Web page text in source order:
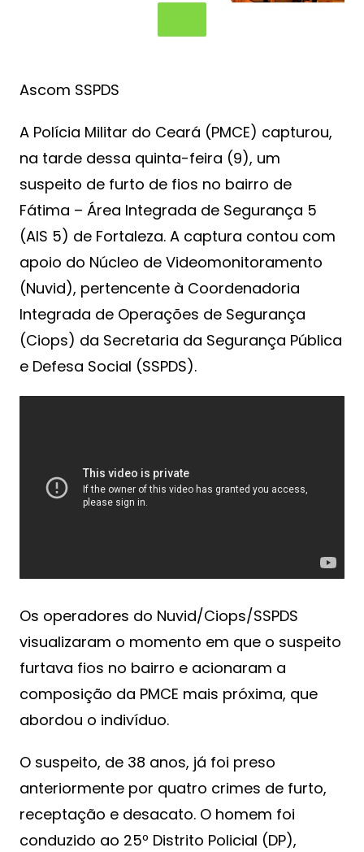
Ascom SSPDS
A Polícia Militar do Ceará (PMCE) capturou,
na tarde dessa quinta-feira (9), um
suspeito de furto de fios no bairro de
Fátima – Área Integrada de Segurança 5
(AIS 5) de Fortaleza. A captura contou com
apoio do Núcleo de Videomonitoramento
(Nuvid), pertencente à Coordenadoria
Integrada de Operações de Segurança
(Ciops) da Secretaria da Segurança Pública
e Defesa Social (SSPDS).
Os operadores do Nuvid/Ciops/SSPDS
visualizaram o momento em que o suspeito
furtava fios no bairro e acionaram a
composição da PMCE mais próxima, que
abordou o indivíduo.
O suspeito, de 38 anos, já foi preso
anteriormente por quatro crimes de furto,
receptação e desacato. O homem foi
conduzido ao 25º Distrito Policial (DP),